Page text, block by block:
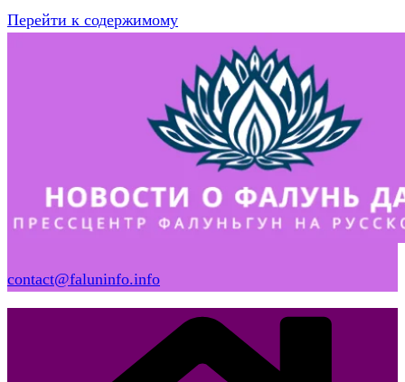
Перейти к содержимому
contact@faluninfo.info